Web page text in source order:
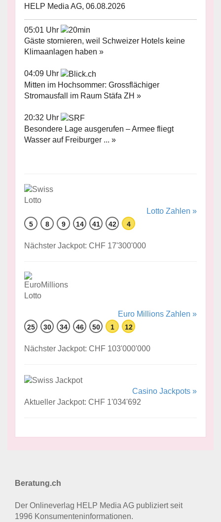
HELP Media AG, 06.08.2026
05:01 Uhr
Gäste stornieren, weil Schweizer Hotels keine
Klimaanlagen haben »
04:09 Uhr
Mitten im Hochsommer: Grossflächiger
Stromausfall im Raum Stäfa ZH »
20:32 Uhr
Besondere Lage ausgerufen – Armee fliegt
Wasser auf Freiburger ... »
Lotto Zahlen »
5 8 9 14 41 42 4
Nächster Jackpot: CHF 17'300'000
Euro Millions Zahlen »
25 30 34 46 50 1 12
Nächster Jackpot: CHF 103'000'000
Casino Jackpots »
Aktueller Jackpot: CHF 1'034'692
Beratung.ch
Der Onlineverlag HELP Media AG publiziert seit
1996 Konsumenten­informationen.